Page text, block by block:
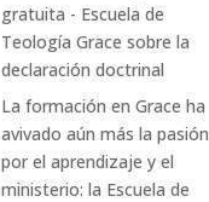
gratuita - Escuela de
Teología Grace sobrela
declaración doctrinal
La formación en Grace ha
avivado aún más la pasión
por el aprendizaje y el
ministerio: la Escuela de